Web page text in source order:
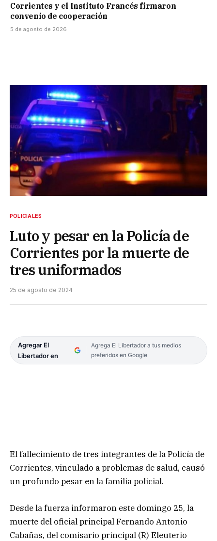
Corrientes y el Instituto Francés firmaron
convenio de cooperación
5 de agosto de 2026
POLICIALES
Luto y pesar en la Policía de
Corrientes por la muerte de
tres uniformados
25 de agosto de 2024
Agregar El
Libertador en
Agrega El Libertador a tus medios
preferidos en Google
El fallecimiento de tres integrantes de la Policía de
Corrientes, vinculado a problemas de salud, causó
un profundo pesar en la familia policial.
Desde la fuerza informaron este domingo 25, la
muerte del oficial principal Fernando Antonio
Cabañas, del comisario principal (R) Eleuterio